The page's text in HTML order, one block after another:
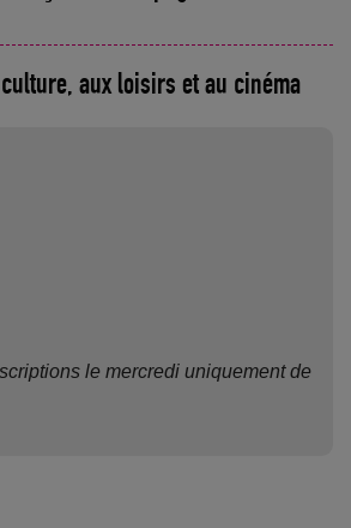
aux loisirs et au cinéma
le mercredi uniquement de